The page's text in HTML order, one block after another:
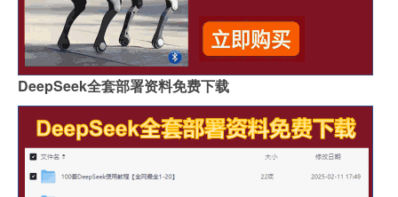
DeepSeek全套部署资料免费下载